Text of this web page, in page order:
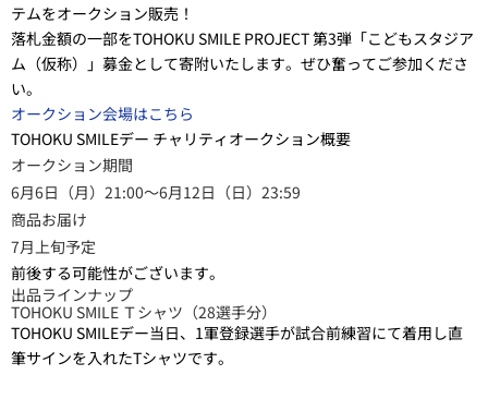
テムをオークション販売！
落札金額の一部をTOHOKU SMILE PROJECT 第3弾「こどもスタジア
ム（仮称）」募金として寄附いたします。ぜひ奮ってご参加くださ
い。
オークション会場はこちら
TOHOKU SMILEデー チャリティオークション概要
オークション期間
6月6日（月）21:00～6月12日（日）23:59
商品お届け
7月上旬予定
前後する可能性がございます。
出品ラインナップ
TOHOKU SMILE Ｔシャツ（28選手分）
TOHOKU SMILEデー当日、1軍登録選手が試合前練習にて着用し直
筆サインを入れたTシャツです。